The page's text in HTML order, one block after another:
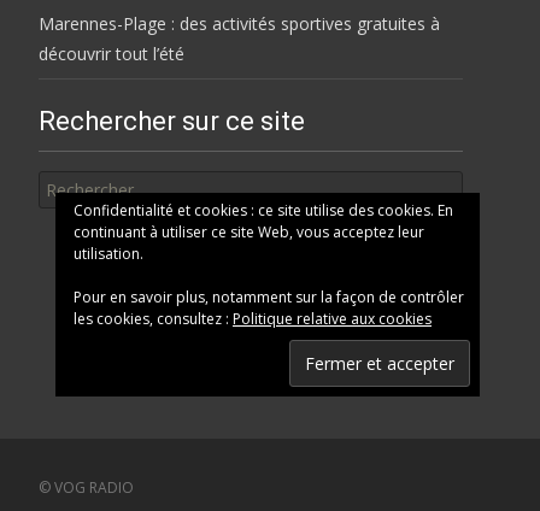
Marennes-Plage : des activités sportives gratuites à
découvrir tout l’été
Rechercher sur ce site
Confidentialité et cookies : ce site utilise des cookies. En
continuant à utiliser ce site Web, vous acceptez leur
utilisation.
Pour en savoir plus, notamment sur la façon de contrôler
les cookies, consultez : Politique relative aux cookies
© VOG RADIO